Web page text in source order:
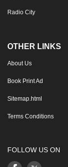
Radio City
OTHER LINKS
About Us
Book Print Ad
Sitemap.html
Terms Conditions
FOLLOW US ON